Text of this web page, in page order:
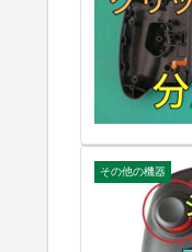
その他の機器